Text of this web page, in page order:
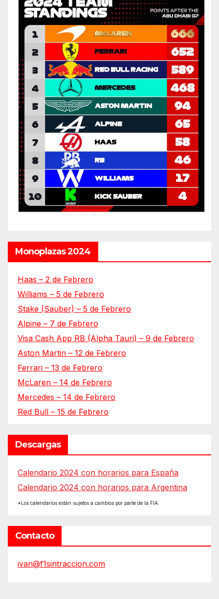
Monoplazas 2024
Haas – 2 de Febrero
Williams – 5 de Febrero
Stake (Sauber) – 5 de Febrero
Alpine – 7 de Febrero
Visa Cash App RB (Alpha Tauri) – 9 de Febrero
Aston Martin – 12 de Febrero
Ferrari – 13 de Febrero
McLaren – 14 de Febrero
Mercedes – 14 de Febrero
Red Bull – 15 de Febrero
Descargas
Calendario 2024 con horarios para España
Calendario 2024 con horarios para Argentina
*Los calendarios están sujetos a cambios por parte de la FIA.
Contacto
ivan@f1sintraccion.com